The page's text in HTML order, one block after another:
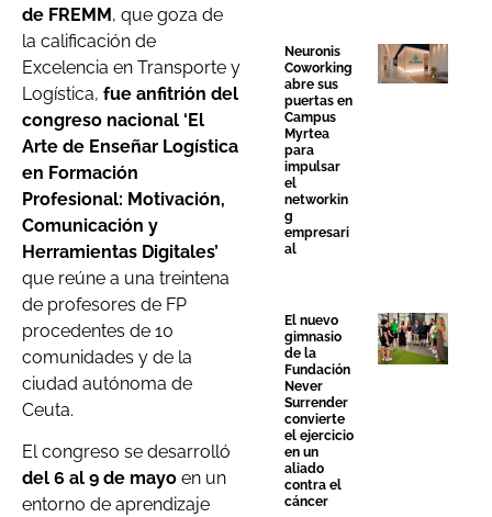
de FREMM, que goza de
la calificación de
Excelencia en Transporte y
Logística, fue anfitrión del
congreso nacional ‘El
Arte de Enseñar Logística
en Formación
Profesional: Motivación,
Comunicación y
Herramientas Digitales’
que reúne a una treintena
de profesores de FP
procedentes de 10
comunidades y de la
ciudad autónoma de
Ceuta.
El congreso se desarrolló
del 6 al 9 de mayo en un
entorno de aprendizaje
Neuronis
Coworking
abre sus
puertas en
Campus
Myrtea
para
impulsar
el
networkin
g
empresari
al
El nuevo
gimnasio
de la
Fundación
Never
Surrender
convierte
el ejercicio
en un
aliado
contra el
cáncer